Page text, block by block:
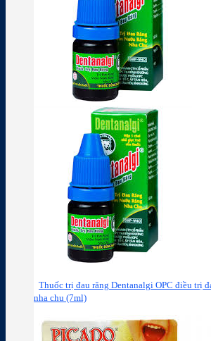
Thuốc trị đau răng Dentanalgi OPC điều trị
nha chu (7ml)